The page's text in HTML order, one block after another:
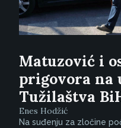
Matuzović i
prigovora na
Tužilaštva
Enes Hodžić
Na suđenju za zločine